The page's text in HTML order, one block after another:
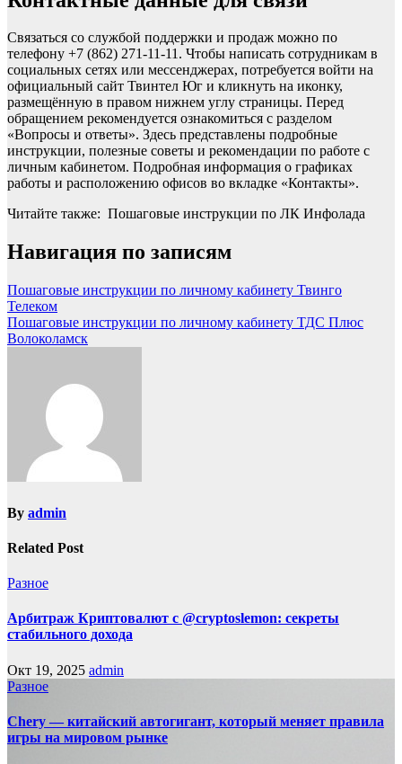
Связаться со службой поддержки и продаж можно по
телефону +7 (862) 271-11-11. Чтобы написать сотрудникам в
социальных сетях или мессенджерах, потребуется войти на
официальный сайт Твинтел Юг и кликнуть на иконку,
размещённую в правом нижнем углу страницы. Перед
обращением рекомендуется ознакомиться с разделом
«Вопросы и ответы». Здесь представлены подробные
инструкции, полезные советы и рекомендации по работе с
личным кабинетом. Подробная информация о графиках
работы и расположению офисов во вкладке «Контакты».
Читайте также: Пошаговые инструкции по ЛК Инфолада
Навигация по записям
Пошаговые инструкции по личному кабинету Твинго
Телеком
Пошаговые инструкции по личному кабинету ТДС Плюс
Волоколамск
By admin
Related Post
Разное
Арбитраж Криптовалют с @cryptoslemon: секреты
стабильного дохода
Окт 19, 2025 admin
Разное
Chery — китайский автогигант, который меняет правила
игры на мировом рынке